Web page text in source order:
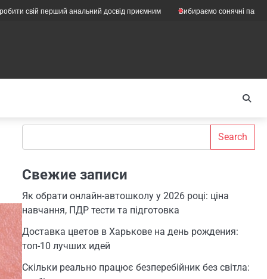
анальний досвід приємним Вибираємо сонячні панелі для
Search
Свежие записи
Як обрати онлайн-автошколу у 2026 році: ціна
навчання, ПДР тести та підготовка
Доставка цветов в Харькове на день рождения:
топ-10 лучших идей
Скільки реально працює безперебійник без світла: